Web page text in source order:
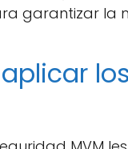
garantizar la